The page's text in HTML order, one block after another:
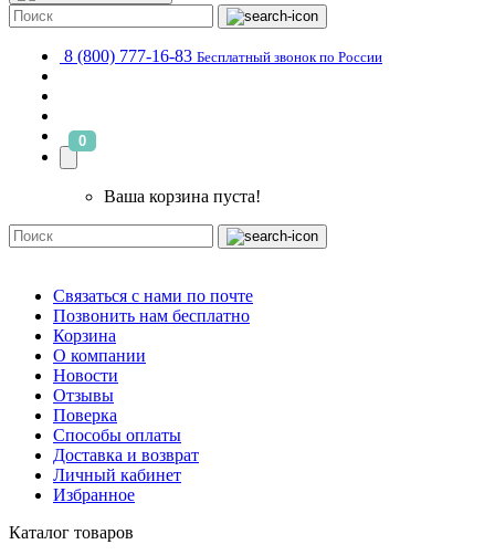
8 (800) 777-16-83 Бесплатный звонок по России
0
Ваша корзина пуста!
Связаться с нами по почте
Позвонить нам бесплатно
Корзина
О компании
Новости
Отзывы
Поверка
Способы оплаты
Доставка и возврат
Личный кабинет
Избранное
Каталог товаров